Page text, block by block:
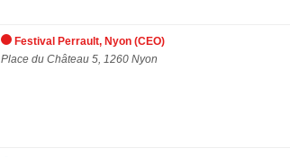
Festival Perrault, Nyon (CEO)
Place du Château 5, 1260 Nyon